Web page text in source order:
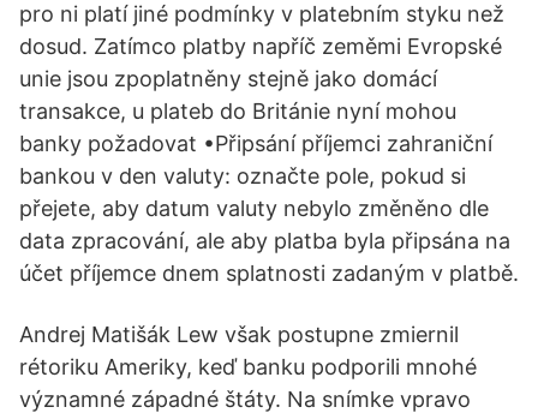
pro ni platí jiné podmínky v platebním styku než
dosud. Zatímco platby napříč zeměmi Evropské
unie jsou zpoplatněny stejně jako domácí
transakce, u plateb do Británie nyní mohou
banky požadovat •Připsání příjemci zahraniční
bankou v den valuty: označte pole, pokud si
přejete, aby datum valuty nebylo změněno dle
data zpracování, ale aby platba byla připsána na
účet příjemce dnem splatnosti zadaným v platbě.
Andrej Matišák Lew však postupne zmiernil
rétoriku Ameriky, keď banku podporili mnohé
významné západné štáty. Na snímke vpravo